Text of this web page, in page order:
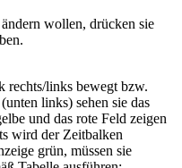
wollen, drücken sie
rechts/links bewegt bzw.
links) sehen sie das
und das rote Feld zeigen
wird der Zeitbalken
grün, müssen sie